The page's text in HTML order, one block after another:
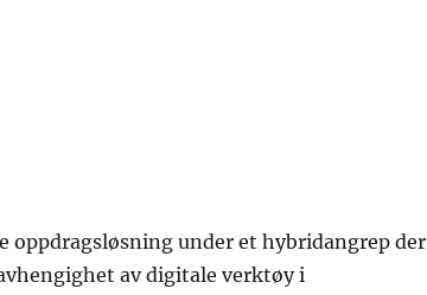
oppdragsløsning under et hybridangrep der
av digitale verktøy i